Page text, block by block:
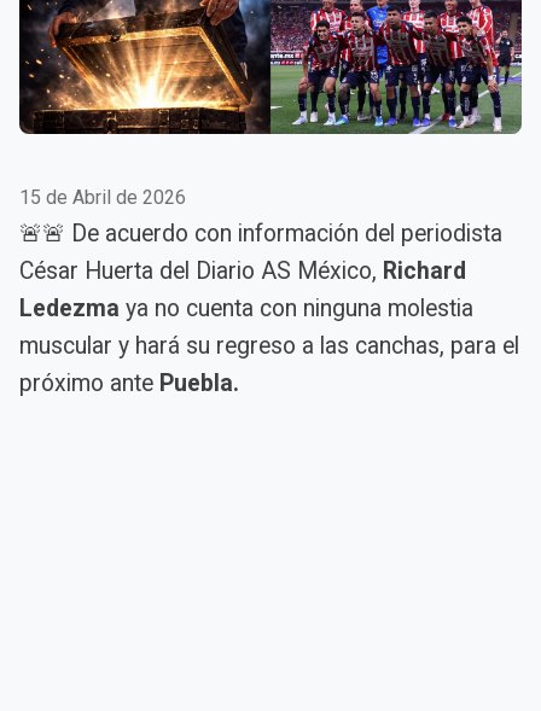
15 de Abril de 2026
🚨🚨 De acuerdo con información del periodista
César Huerta del Diario AS México, Richard
Ledezma ya no cuenta con ninguna molestia
muscular y hará su regreso a las canchas, para el
próximo ante Puebla.